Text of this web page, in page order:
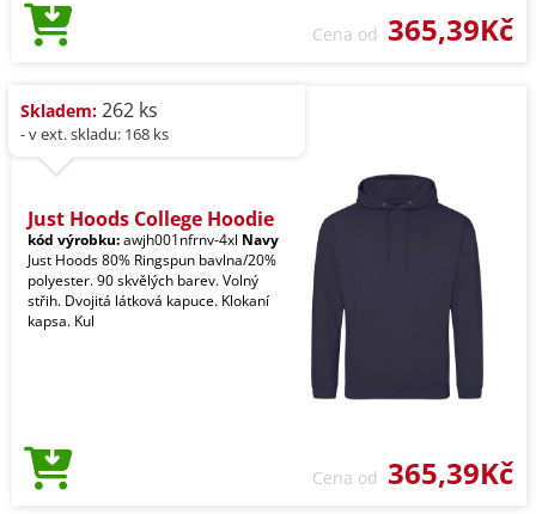
Cena od 365,39Kč
Skladem: 262 ks
- v ext. skladu: 168 ks
Just Hoods College Hoodie
kód výrobku:awjh001nfrnv-4xl Navy
Just Hoods 80% Ringspun bavlna/20%
polyester. 90 skvělých barev. Volný
střih. Dvojitá látková kapuce. Klokaní
kapsa. Kul
Cena od 365,39Kč